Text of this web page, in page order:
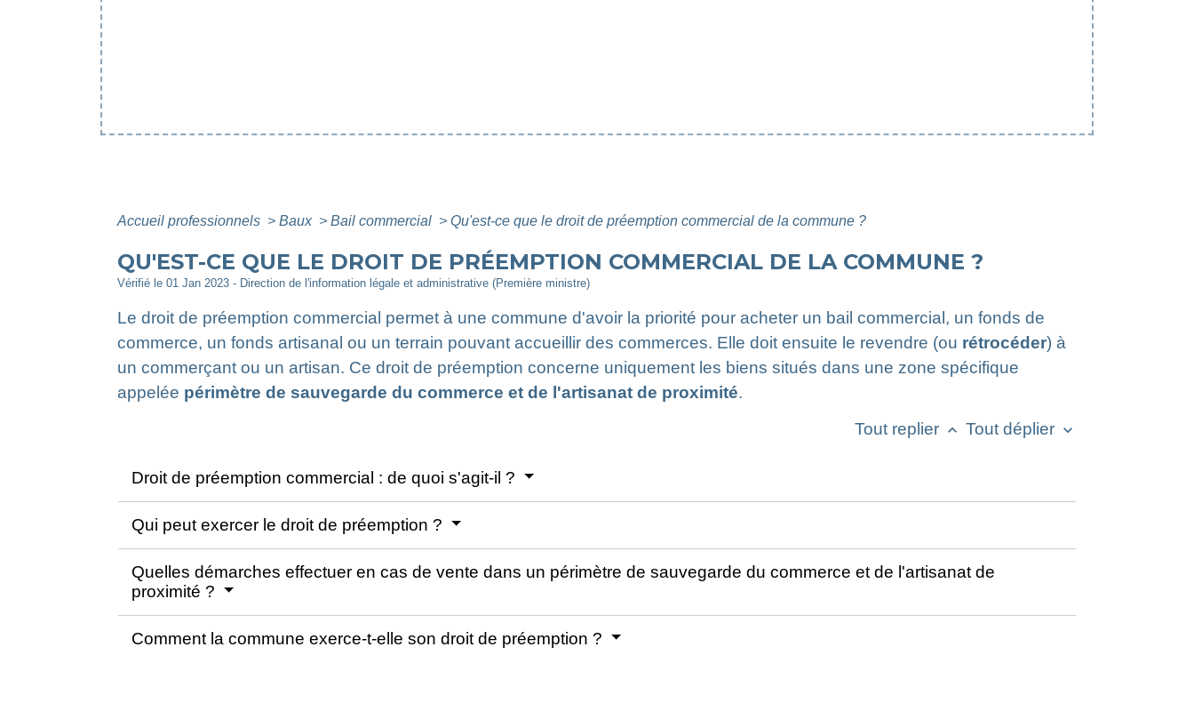
Accueil professionnels > Baux > Bail commercial > Qu'est-ce que le droit de préemption commercial de la commune ?
QU'EST-CE QUE LE DROIT DE PRÉEMPTION COMMERCIAL DE LA COMMUNE ?
Vérifié le 01 Jan 2023 - Direction de l'information légale et administrative (Première ministre)
Le droit de préemption commercial permet à une commune d'avoir la priorité pour acheter un bail commercial, un fonds de
commerce, un fonds artisanal ou un terrain pouvant accueillir des commerces. Elle doit ensuite le revendre (ou rétrocéder) à
un commerçant ou un artisan. Ce droit de préemption concerne uniquement les biens situés dans une zone spécifique
appelée périmètre de sauvegarde du commerce et de l'artisanat de proximité.
Tout replier keyboard_arrow_up Tout déplier keyboard_arrow_down
Droit de préemption commercial : de quoi s'agit-il ?
Qui peut exercer le droit de préemption ?
Quelles démarches effectuer en cas de vente dans un périmètre de sauvegarde du commerce et de l'artisanat de
proximité ?
Comment la commune exerce-t-elle son droit de préemption ?